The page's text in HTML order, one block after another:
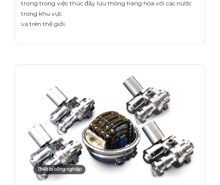
trọng trong việc thúc đẩy lưu thông hàng hóa với các nước
trong khu vực
và trên thế giới.
Thiết bị công nghiệp